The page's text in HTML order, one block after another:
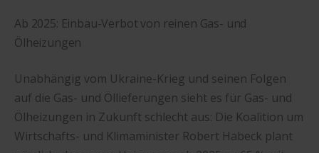
Ab 2025: Einbau-Verbot von reinen Gas- und
Ölheizungen
Unabhängig vom Ukraine-Krieg und seinen Folgen
auf die Gas- und Öllieferungen sieht es für Gas- und
Ölheizungen in Zukunft schlecht aus: Die Koalition um
Wirtschafts- und Klimaminister Robert Habeck plant